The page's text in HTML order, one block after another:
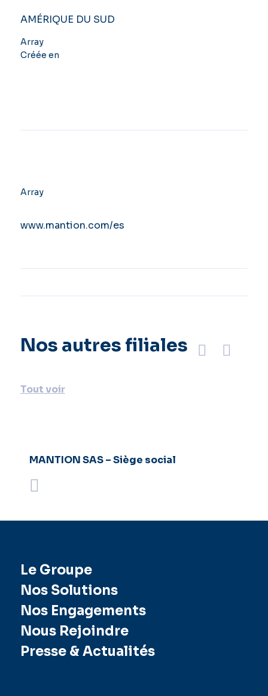
AMÉRIQUE DU SUD
Array
Créée en
Array
www.mantion.com/es
Nos autres filiales
Tout voir
Précédent
Suivant
MANTION SAS – Siège social
Le Groupe
Nos Solutions
Nos Engagements
Nous Rejoindre
Presse & Actualités